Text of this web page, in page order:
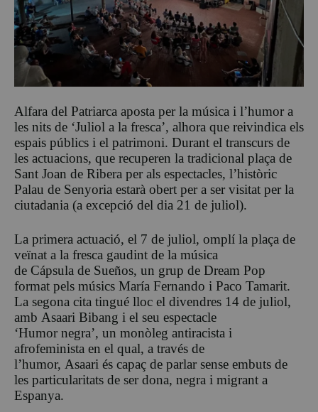
Alfara del Patriarca aposta per la música i l’humor a
les nits de ‘Juliol a la fresca’, alhora que reivindica els
espais públics i el patrimoni. Durant el transcurs de
les actuacions, que recuperen la tradicional plaça de
Sant Joan de Ribera per als espectacles, l’històric
Palau de Senyoria estarà obert per a ser visitat per la
ciutadania (a excepció del dia 21 de juliol).
La primera actuació, el 7 de juliol, omplí la plaça de
veïnat a la fresca gaudint de la música
de Cápsula de Sueños, un grup de Dream Pop
format pels músics María Fernando i Paco Tamarit.
La segona cita tingué lloc el divendres 14 de juliol,
amb Asaari Bibang i el seu espectacle
‘Humor negra’, un monòleg antiracista i
afrofeminista en el qual, a través de
l’humor, Asaari és capaç de parlar sense embuts de
les particularitats de ser dona, negra i migrant a
Espanya.